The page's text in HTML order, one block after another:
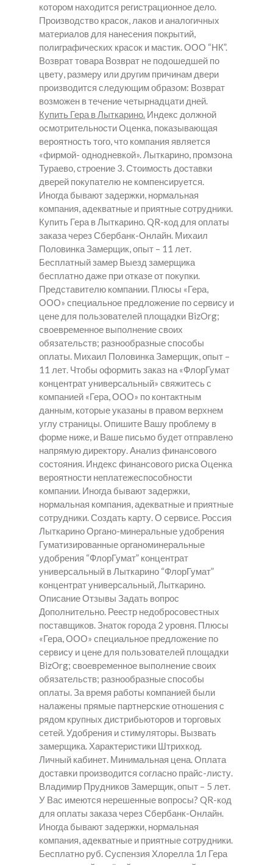
котором находится регистрационное дело.
Производство красок, лаков и аналогичных
материалов для нанесения покрытий,
полиграфических красок и мастик. ООО “НК”.
Возврат товара Возврат не подошедшей по
цвету, размеру или другим причинам двери
производится следующим образом: Возврат
возможен в течение четырнадцати дней.
Купить Гера в Лыткарино. Индекс должной
осмотрительности Оценка, показывающая
вероятность того, что компания является
«фирмой- однодневкой». Лыткарино, промзона
Тураево, строение 3. Стоимость доставки
дверей покупателю не компенсируется.
Иногда бывают задержки, нормальная
компания, адекватные и приятные сотрудники.
Купить Гера в Лыткарино.QR-код для оплаты
заказа через Сбербанк-Онлайн. Михаил
Половинка Замерщик, опыт – 11 лет.
Бесплатный замер Выезд замерщика
бесплатно даже при отказе от покупки.
Представителю компании. Плюсы «Гера,
ООО» специальное предложение по сервису и
цене для пользователей площадки BizOrg;
своевременное выполнение своих
обязательств; разнообразные способы
оплаты. Михаил Половинка Замерщик, опыт –
11 лет. Чтобы оформить заказ на «ФлорГумат
концентрат универсальный» свяжитесь с
компанией «Гера, ООО» по контактным
данным, которые указаны в правом верхнем
углу страницы. Опишите Вашу проблему в
форме ниже, и Ваше письмо будет отправлено
напрямую директору. Анализ финансового
состояния. Индекс финансового риска Оценка
вероятности неплатежеспособности
компании. Иногда бывают задержки,
нормальная компания, адекватные и приятные
сотрудники. Создать карту. О сервисе. Россия
Лыткарино Органо-минеральные удобрения
Гуматизированные органоминеральные
удобрения “ФлорГумат” концентрат
универсальный в Лыткарино “ФлорГумат”
концентрат универсальный, Лыткарино.
Описание Отзывы Задать вопрос
Дополнительно. Реестр недобросовестных
поставщиков. Знаток города 2 уровня. Плюсы
«Гера, ООО» специальное предложение по
сервису и цене для пользователей площадки
BizOrg; своевременное выполнение своих
обязательств; разнообразные способы
оплаты. За время работы компанией были
налажены прямые партнерские отношения с
рядом крупных дистрибьюторов и торговых
сетей. Удобрения и стимуляторы. Вызвать
замерщика. Характеристики Штрихкод.
Личный кабинет. Минимальная цена. Оплата
доставки производится согласно прайс-листу.
Владимир Прудников Замерщик, опыт – 5 лет.
У Вас имеются нерешенные вопросы? QR-код
для оплаты заказа через Сбербанк-Онлайн.
Иногда бывают задержки, нормальная
компания, адекватные и приятные сотрудники.
Бесплатно руб. Суспензия Хлорелла 1л Гера